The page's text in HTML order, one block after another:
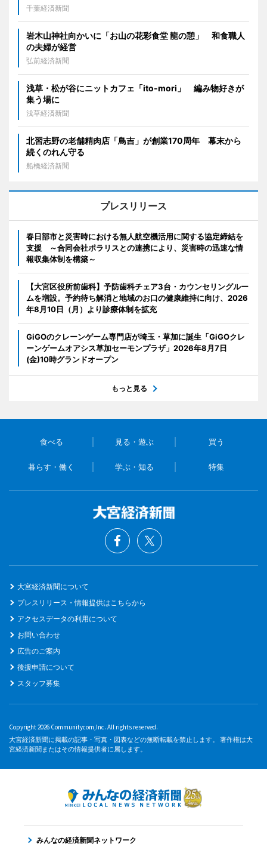
千葉経済新聞
岩木山神社向かいに「お山の花彩食堂 龍の憩」 和食職人
の夫婦が経営
弘前経済新聞
浅草・松が谷にニットカフェ「ito-mori」 編み物好きが
集う場に
浅草経済新聞
北習志野の老舗精肉店「鳥吉」が創業170周年 幕末から
続くのれん守る
船橋経済新聞
プレスリリース
春日部市と災害時における無人航空機活用に関する協定締結を
支援 ～合同会社ポラリスとの連携により、災害時の迅速な情
報収集体制を構築～
【大宮区役所前歯科】予防歯科チェア3台・カウンセリングルー
ムを増設。予約待ち解消と地域のお口の健康維持に向け、2026
年8月10日（月）より診療体制を拡充
GiGOのクレーンゲーム専門店が埼玉・草加に誕生「GiGOクレ
ーンゲームオアシス草加セーモンプラザ」2026年8月7日
(金)10時グランドオープン
もっと見る
食べる 見る・遊ぶ 買う
暮らす・働く 学ぶ・知る 特集
大宮経済新聞について
プレスリリース・情報提供はこちらから
アクセスデータの利用について
お問い合わせ
広告のご案内
後援申請について
スタッフ募集
Copyright 2026 Communitycom,Inc. All rights reserved.
大宮経済新聞に掲載の記事・写真・図表などの無断転載を禁止します。 著作権は大
宮経済新聞またはその情報提供者に属します。
みんなの経済新聞ネットワーク